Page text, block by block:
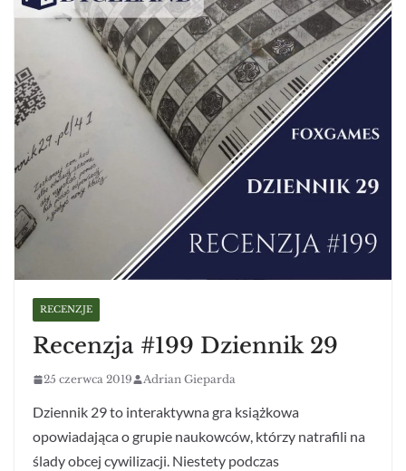
RECENZJE
Recenzja #199 Dziennik 29
25 czerwca 2019 Adrian Gieparda
Dziennik 29 to interaktywna gra książkowa
opowiadająca o grupie naukowców, którzy natrafili na
ślady obcej cywilizacji. Niestety podczas